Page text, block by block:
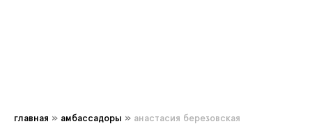
главная » амбассадоры » анастасия березовская